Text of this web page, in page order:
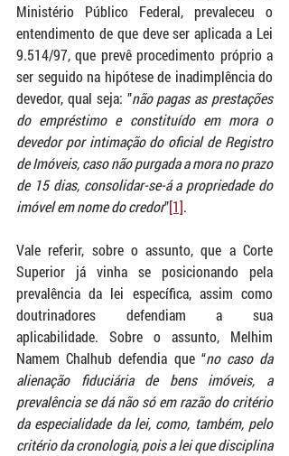
Ministério Público Federal, prevaleceu o
entendimento de que deve ser aplicada a Lei
9.514/97, que prevê procedimento próprio a
ser seguido na hipótese de inadimplência do
devedor, qual seja: ”não pagas as prestações
do empréstimo e constituído em mora o
devedor por intimação do oficial de Registro
de Imóveis, caso não purgada a mora no prazo
de 15 dias, consolidar-se-á a propriedade do
imóvel em nome do credor”[1].
Vale referir, sobre o assunto, que a Corte
Superior já vinha se posicionando pela
prevalência da lei específica, assim como
doutrinadores defendiam a sua
aplicabilidade. Sobre o assunto, Melhim
Namem Chalhub defendia que “no caso da
alienação fiduciária de bens imóveis, a
prevalência se dá não só em razão do critério
da especialidade da lei, como, também, pelo
critério da cronologia, pois a lei que disciplina